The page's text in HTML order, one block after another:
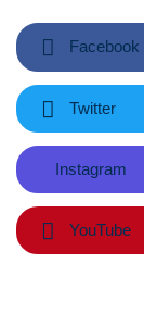
Facebook
Twitter
Instagram
YouTube